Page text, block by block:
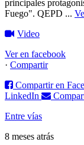
principales
Fuego". QEPD ...
Video
Ver en facebook
· Compartir
Compartir en
LinkedIn
Entre vías
8 meses atrás